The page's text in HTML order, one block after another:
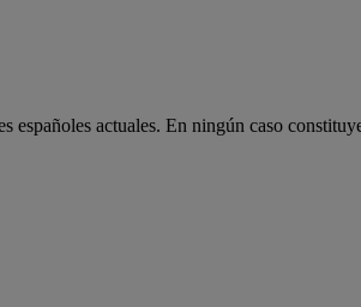
españoles actuales. En ningún caso